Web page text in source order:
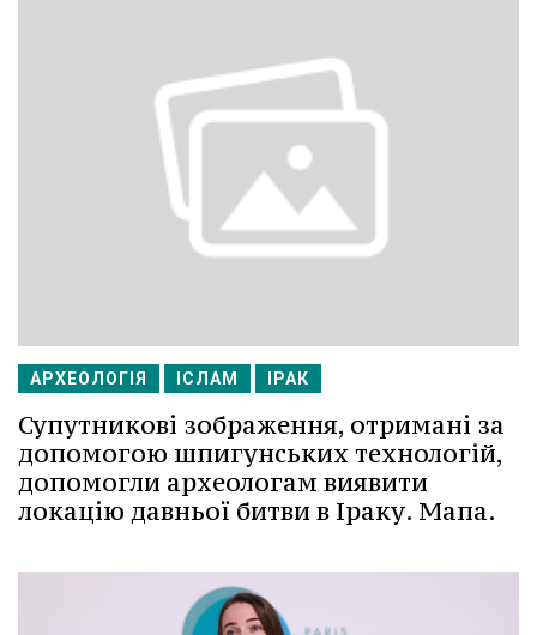
АРХЕОЛОГІЯ ІСЛАМ ІРАК
Супутникові зображення, отримані за
допомогою шпигунських технологій,
допомогли археологам виявити
локацію давньої битви в Іраку. Мапа.